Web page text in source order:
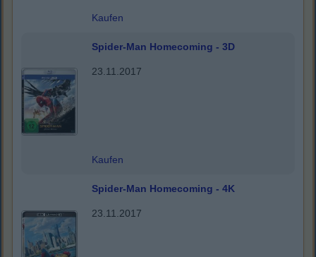
Kaufen
Spider-Man Homecoming - 3D
23.11.2017
Kaufen
Spider-Man Homecoming - 4K
23.11.2017